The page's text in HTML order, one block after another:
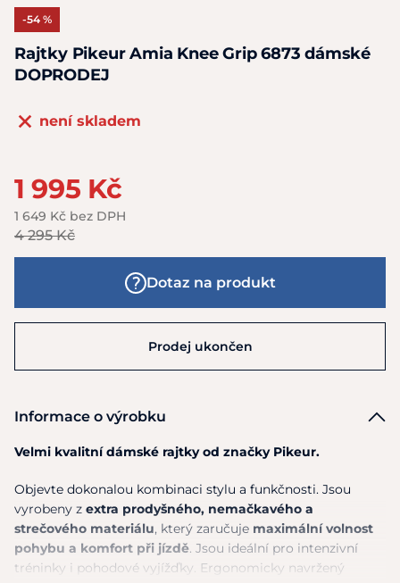
-54 %
Rajtky Pikeur Amia Knee Grip 6873 dámské
DOPRODEJ
není skladem
1 995 Kč
1 649 Kč bez DPH
4 295 Kč
Dotaz na produkt
Prodej ukončen
Informace o výrobku
Velmi kvalitní dámské rajtky od značky Pikeur.
Objevte dokonalou kombinaci stylu a funkčnosti. Jsou
vyrobeny z extra prodyšného, nemačkavého a
strečového materiálu, který zaručuje maximální volnost
pohybu a komfort při jízdě. Jsou ideální pro intenzivní
tréninky i pohodové vyjížďky. Ergonomicky navržený